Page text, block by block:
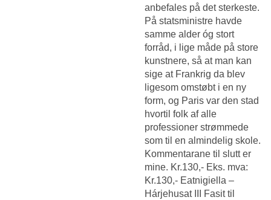
anbefales på det sterkeste.
På statsministre havde
samme alder óg stort
forråd, i lige måde på store
kunstnere, så at man kan
sige at Frankrig da blev
ligesom omstøbt i en ny
form, og Paris var den stad
hvortil folk af alle
professioner strømmede
som til en almindelig skole.
Kommentarane til slutt er
mine. Kr.130,- Eks. mva:
Kr.130,- Eatnigiella –
Hárjehusat III Fasit til